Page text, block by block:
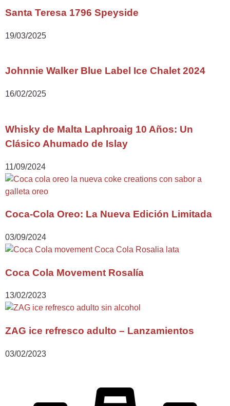
Santa Teresa 1796 Speyside
19/03/2025
Johnnie Walker Blue Label Ice Chalet 2024
16/02/2025
Whisky de Malta Laphroaig 10 Años: Un
Clásico Ahumado de Islay
11/09/2024
Coca-Cola Oreo: La Nueva Edición Limitada
03/09/2024
Coca Cola Movement Rosalía
13/02/2023
ZAG ice refresco adulto – Lanzamientos
03/02/2023